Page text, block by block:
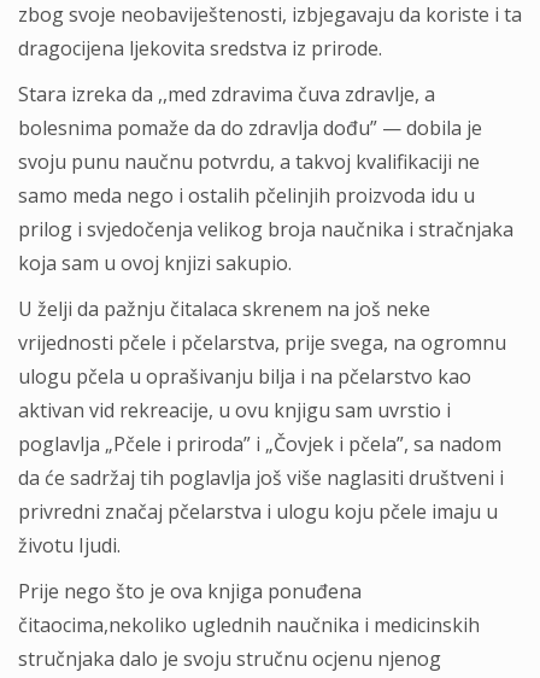
zbog svoje neobaviještenosti, izbjegavaju da koriste i ta
dragocijena ljekovita sredstva iz prirode.
Stara izreka da ,,med zdravima čuva zdravlje, a
bolesnima pomaže da do zdravlja dođu” — dobila je
svoju punu naučnu potvrdu, a takvoj kvalifikaciji ne
samo meda nego i ostalih pčelinjih proizvoda idu u
prilog i svjedočenja velikog broja naučnika i stračnjaka
koja sam u ovoj knjizi sakupio.
U želji da pažnju čitalaca skrenem na još neke
vrijednosti pčele i pčelarstva, prije svega, na ogromnu
ulogu pčela u oprašivanju bilja i na pčelarstvo kao
aktivan vid rekreacije, u ovu knjigu sam uvrstio i
poglavlja „Pčele i priroda” i „Čovjek i pčela”, sa nadom
da će sadržaj tih poglavlja još više naglasiti društveni i
privredni značaj pčelarstva i ulogu koju pčele imaju u
životu Ijudi.
Prije nego što je ova knjiga ponuđena
čitaocima,nekoliko uglednih naučnika i medicinskih
stručnjaka dalo je svoju stručnu ocjenu njenog